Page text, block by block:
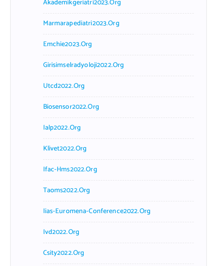
Akademikgeriatri2023.org
Marmarapediatri2023.org
Emchie2023.org
Girisimselradyoloji2022.org
Utcd2022.org
Biosensor2022.org
Ialp2022.org
Klivet2022.org
Ifac-Hms2022.org
Taoms2022.org
Iias-Euromena-Conference2022.org
Ivd2022.org
Csity2022.org